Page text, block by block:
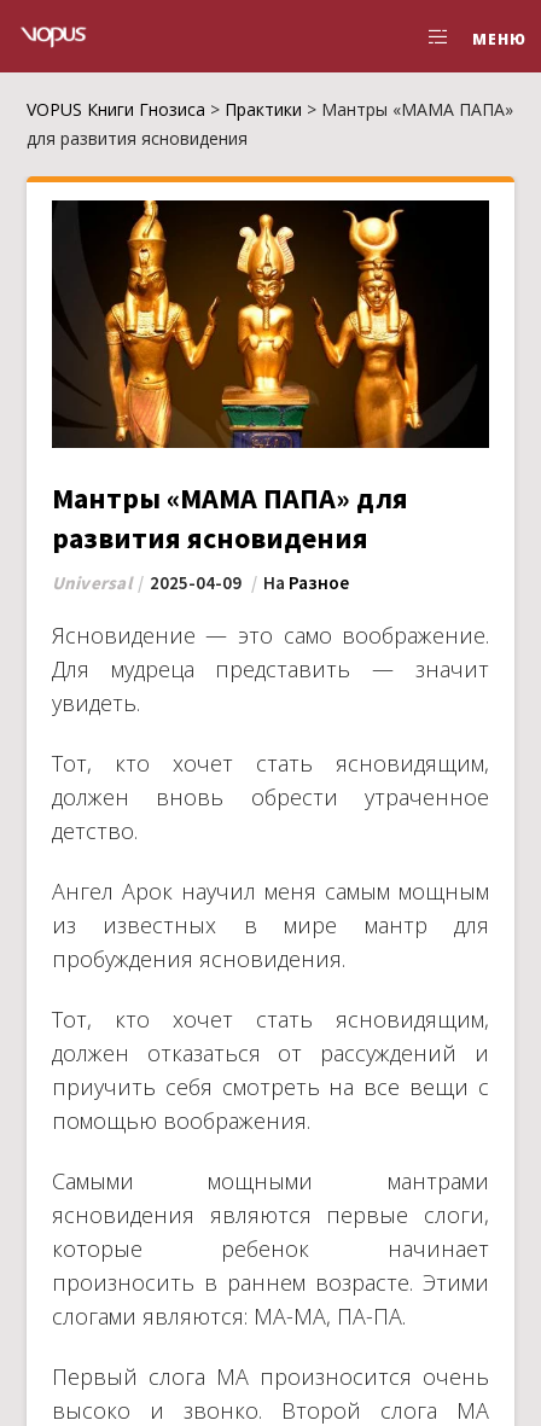
МЕНЮ
VOPUS Книги Гнозиса > Практики > Мантры «МАМА ПАПА»
для развития ясновидения
Мантры «МАМА ПАПА» для
развития ясновидения
Universal 2025-04-09 На Разное
Ясновидение — это само воображение.
Для мудреца представить — значит
увидеть.
Тот, кто хочет стать ясновидящим,
должен вновь обрести утраченное
детство.
Ангел Арок научил меня самым мощным
из известных в мире мантр для
пробуждения ясновидения.
Тот, кто хочет стать ясновидящим,
должен отказаться от рассуждений и
приучить себя смотреть на все вещи с
помощью воображения.
Самыми мощными мантрами
ясновидения являются первые слоги,
которые ребенок начинает
произносить в раннем возрасте. Этими
слогами являются: МА-МА, ПА-ПА.
Первый слога МА произносится очень
высоко и звонко. Второй слога МА